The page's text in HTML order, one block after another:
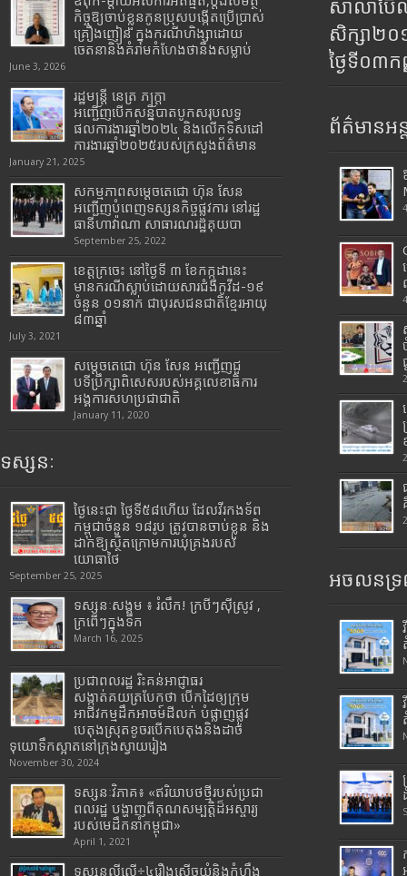
កិច្ចឱ្យចាប់ខ្លួនកូនប្រុសបង្កើតប្រើប្រាស់
គ្រឿងញៀន ក្នុងករណីហិង្សាដោយ
ចេតនានិងគំរាមកំហែងថានឹងសម្លាប់
June 3, 2026
រដ្ឋមន្រ្តី​ នេត្រ​ ភក្ត្រា​
អញ្ជើញបើកសន្និបាតបូកសរុបលទ្ធ
ផលការងារឆ្នាំ២០២៤ និងលើកទិសដៅ
ការងារឆ្នាំ២០២៥របស់​ក្រសួង​ព័ត៌មាន​
January 21, 2025
សកម្មភាពសម្តេចតេជោ ហ៊ុន សែន
អញ្ជើញបំពេញទស្សនកិច្ចផ្លូវការ នៅរដ្ឋ
ធានីហាវ៉ាណា សាធារណរដ្ឋគុយបា
September 25, 2022
ខេត្តក្រចេះ នៅថ្ងៃទី ៣ ខែកក្កដានេះ
មានករណីស្លាប់ដោយសារជំងឺកូវីដ-១៩
ចំនួន ០១នាក់ ជាបុរសជនជាតិខ្មែរអាយុ
៨៣ឆ្នាំ
July 3, 2021
សម្តេចតេជោ ហ៊ុន សែន អញ្ជើញជួ
បទីប្រឹក្សាពិសេសរបស់អគ្គលេខាធិការ
អង្គការសហប្រជាជាតិ
January 11, 2020
ទស្សនៈ
ថ្ងៃនេះជា ថ្ងៃទី៥៨ហើយ ដែលវីរកងទ័ព
កម្ពុជាចំនួន ១៨រូប ត្រូវបានចាប់ខ្លួន និង
ដាក់ឱ្យស្ថិតក្រោមការឃុំគ្រងរបស់
យោធាថៃ
September 25, 2025
ទស្សនៈសង្គម ៖ រំលឹក! ក្របីៗស៊ីស្រូវ ,
ក្រពើៗក្នុងទឹក
March 16, 2025
ប្រជាពលរដ្ឋ រិះគន់អាជ្ញាធរ
សង្កាត់គយត្របែកថា បើកដៃឲ្យក្រុម
អាជីវកម្មដឹកអាចម៍ដីលក់ បំផ្លាញផ្លូវ
បេតុងស្រុតខូចរបើកបេតុងនិងដាច់
ទុយោទឹកស្អាតនៅក្រុងស្វាយរៀង
November 30, 2024
ទស្សនៈវិភាគ៖ «ឥរិយាបថថ្មីរបស់ប្រជា
ពលរដ្ឋ បង្ហាញពីគុណសម្បត្តិដ៏អស្ចារ្យ
របស់មេដឹកនាំកម្ពុជា»
April 1, 2021
ទស្សនល្ងីល្ងើ÷៤រឿងសើចយំនិងកំហឹង
សាលាប៊ែ
សិក្សា២
ថ្ងៃទី០៣
ព័ត៌មានអន្
អចលនទ្រ